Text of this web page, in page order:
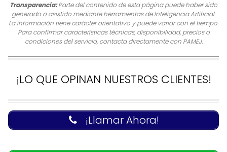
Transparencia:Parte del contenido de esta página puede haber sido
generado o asistido mediante herramientas de Inteligencia Artificial.
La información tiene carácter orientativo y puede variar con el tiempo.
Para confirmar características técnicas, disponibilidad, precios o
condiciones del servicio, contacta directamente con PAMEJ.
¡LO QUE OPINAN NUESTROS CLIENTES!
¡Llamar Ahora!